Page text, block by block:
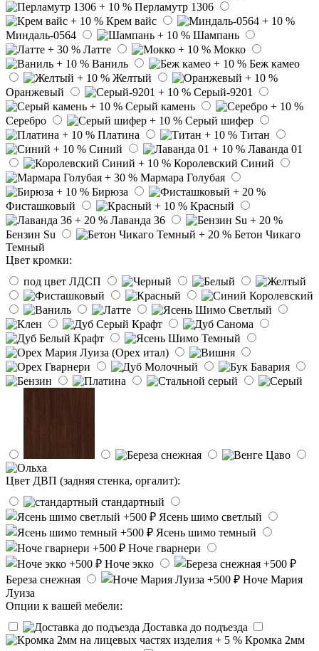
Перламутр 1306
Крем вайс
Миндаль-0564
Шампань
Латте
Мокко
Ваниль
Беж камео
Желтый
Оранжевый
Серый-9201
Серый камень
Серебро
Серый шифер
Платина
Титан
Синий
Лаванда 01
Королевский Синий
Мармара Голубая
Бирюза
Фисташковый
Красный
Лаванда 36
Бензин Su
Бетон Чикаго
Темный
Цвет кромки:
под цвет ЛДСП
Цвет ДВП (задняя стенка, оргалит):
стандартный
Ясень шимо светлый
Ясень шимо темный
Ноче гварнери
Ноче экко
Береза снежная
Ноче Мария
Луиза
Опции к вашей мебели:
Доставка до подъезда
Кромка 2мм